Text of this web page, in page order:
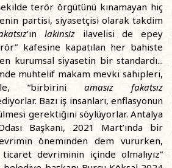
terör örgütünü kınamayan hiç
partisi, siyasetçisi olarak takdim
’ınlakinsiz ilavelisi de epey
kafesine kapatılan her bahiste
kurumsal siyasetin bir standardı...
muhtelif makam mevki sahipleri,
“birbirini amasız fakatsız
Bazı iş insanları, enflasyonun
gerektiğini söylüyorlar. Antalya
Başkanı, 2021 Mart’ında bir
öneminden dem vururken,
devriminin içinde olmalıyız”